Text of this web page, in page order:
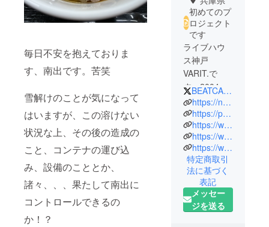
毎日不安を抱えておりま
す、南出です。苦笑
雪解けのことが気になって
はいますが、この溶けない
状況な上、その後の造成の
こと、コンテナの運び込
み、設備のこととか、
諸々、、、果たして南出に
コントロールできるの
か！？
初めてのプ
ロジェクト
です
ライブハウ
ス神戸
VARIT.で
す。2004年7
月23日に神
戸三宮、生
田新道とト
アロードの
交差点に誕
生。2階建て
構造という
全国的にも
珍しい形
BEATCAMP_tech
https://note.com/varit
https://prtimes.jp/main/html/rd/p/000000003.000056282.html
https://www.instagram.com/beatcamp_tech/
https://www.facebook.com/wax.theventz/
https://www.youtube.com/channel/UCQlKRJXzZL92-lN2VyPkJaA
特定商取引
法に基づく
表記
メッセー
ジを送る